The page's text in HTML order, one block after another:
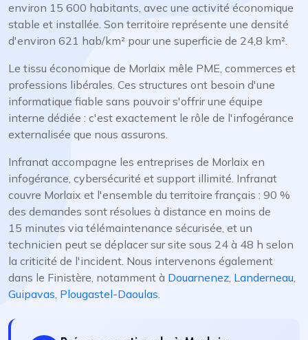
environ 15 600 habitants, avec une activité économique
stable et installée. Son territoire représente une densité
d'environ 621 hab/km² pour une superficie de 24,8 km².
Le tissu économique de Morlaix mêle PME, commerces et
professions libérales. Ces structures ont besoin d'une
informatique fiable sans pouvoir s'offrir une équipe
interne dédiée : c'est exactement le rôle de l'infogérance
externalisée que nous assurons.
Infranat accompagne les entreprises de Morlaix en
infogérance, cybersécurité et support illimité. Infranat
couvre Morlaix et l'ensemble du territoire français : 90 %
des demandes sont résolues à distance en moins de
15 minutes via télémaintenance sécurisée, et un
technicien peut se déplacer sur site sous 24 à 48 h selon
la criticité de l'incident. Nous intervenons également
dans le Finistère, notamment à Douarnenez, Landerneau,
Guipavas, Plougastel-Daoulas.